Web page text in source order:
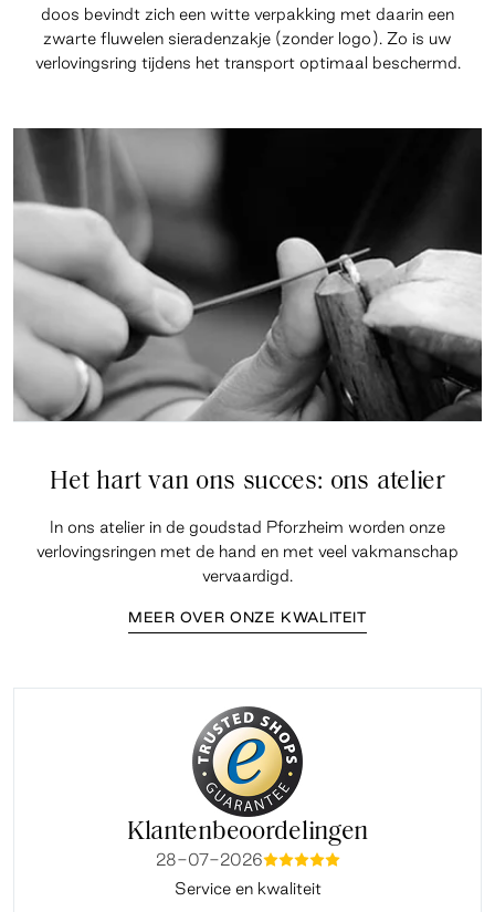
doos bevindt zich een witte verpakking met daarin een
zwarte fluwelen sieradenzakje (zonder logo). Zo is uw
verlovingsring tijdens het transport optimaal beschermd.
Het hart van ons succes: ons atelier
In ons atelier in de goudstad Pforzheim worden onze
verlovingsringen met de hand en met veel vakmanschap
vervaardigd.
MEER OVER ONZE KWALITEIT
Klantenbeoordelingen
28-07-2026mmmmm
Service en kwaliteit